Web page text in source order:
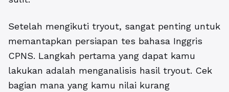
Setelah mengikuti tryout, sangat penting untuk
memantapkan persiapan tes bahasa Inggris
CPNS. Langkah pertama yang dapat kamu
lakukan adalah menganalisis hasil tryout. Cek
bagian mana yang kamu nilai kurang